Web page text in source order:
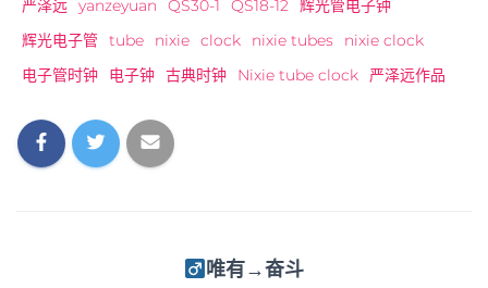
严泽远 yanzeyuan QS30-1 QS18-12 辉光管电子钟
辉光电子管 tube nixie clock nixie tubes
nixie clock
电子管时钟
电子钟 古典时钟 Nixie tube clock 严泽远作品
唯有→奋斗